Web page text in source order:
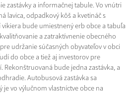
zastávky a informačnej tabule. Vo vnútri
lavica, odpadkový kôš a kvetináč s
bude umiestnený erb obce a tabuľa
a zatraktívnenie obecného
udržanie súčasných obyvateľov v obci
do obce a tiež aj investorov pre
Rekonštruovaná bude jedna zastávka, a
Autobusová zastávka sa
vo výlučnom vlastníctve obce na